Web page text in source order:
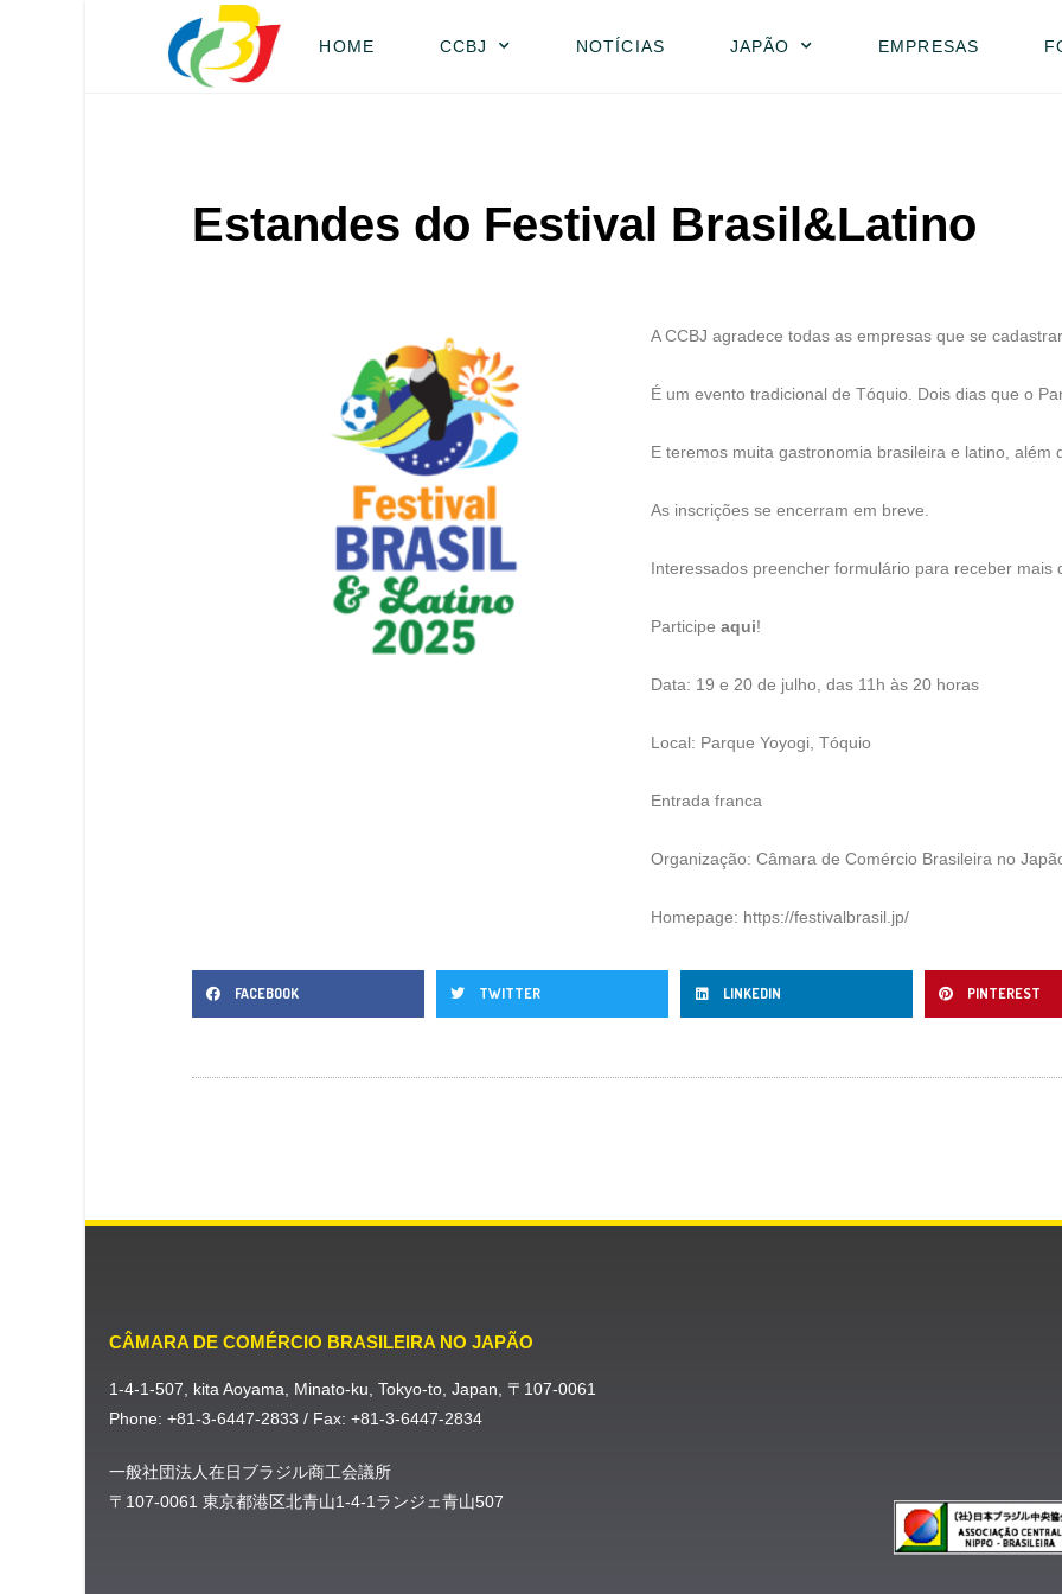
HOME CCBJ NOTÍCIAS JAPÃO EMPRESAS
Estandes do Festival Brasil&Latino
A CCBJ agradece todas as empresas que se
É um evento tradicional de Tóquio. Dois dias que o
E teremos muita gastronomia brasileira e latino, além
As inscrições se encerram em breve.
Interessados preencher formulário para receber mais
Participe aqui!
Data: 19 e 20 de julho, das 11h às 20 horas
Local: Parque Yoyogi, Tóquio
Entrada franca
Organização: Câmara de Comércio Brasileira no
Homepage: https://festivalbrasil.jp/
FACEBOOK TWITTER LINKEDIN PINTEREST
CÂMARA DE COMÉRCIO BRASILEIRA NO JAPÃO
1-4-1-507, kita Aoyama, Minato-ku, Tokyo-to, Japan, 〒107-0061
Phone: +81-3-6447-2833 / Fax: +81-3-6447-2834
一般社団法人在日ブラジル商工会議所
〒107-0061 東京都港区北青山1-4-1ランジェ青山507